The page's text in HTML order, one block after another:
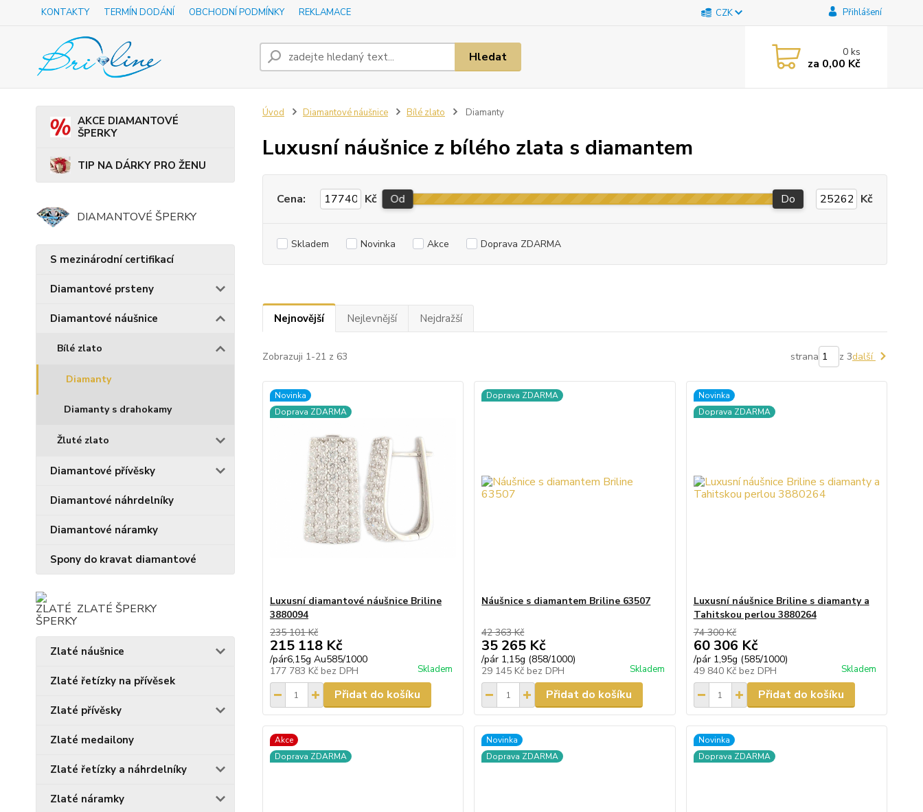
KONTAKTY TERMÍN DODÁNÍ OBCHODNÍ PODMÍNKY REKLAMACE CZK Přihlášení
Hledat 0ks
za 0,00 Kč
AKCE DIAMANTOVÉ
ŠPERKY
TIP NA DÁRKY PRO ŽENU
DIAMANTOVÉ ŠPERKY
S mezinárodní certifikací
Diamantové prsteny
Diamantové náušnice
Bílé zlato
Diamanty
Diamanty s drahokamy
Žluté zlato
Diamantové přívěsky
Diamantové náhrdelníky
Diamantové náramky
Spony do kravat diamantové
ZLATÉ ŠPERKY
Zlaté náušnice
Zlaté řetízky na přívěsek
Zlaté přívěsky
Zlaté medailony
Zlaté řetízky a náhrdelníky
Zlaté náramky
Úvod Diamantové náušnice Bílé zlato Diamanty
Luxusní náušnice z bílého zlata s diamantem
Cena: Kč Od Do Kč
Skladem Novinka Akce Doprava ZDARMA
Nejnovější Nejlevnější Nejdražší
Zobrazuji 1-21 z 63 strana z 3další
Novinka
Doprava ZDARMA
Luxusní diamantové náušnice Briline
3880094
235 101 Kč
215 118 Kč
/pár6,15g Au585/1000
177 783 Kč bez DPH Skladem
Přidat do košíku
Doprava ZDARMA
Náušnice s diamantem Briline 63507
42 363 Kč
35 265 Kč
/pár 1,15g (858/1000)
29 145 Kč bez DPH Skladem
Přidat do košíku
Novinka
Doprava ZDARMA
Luxusní náušnice Briline s diamanty a
Tahitskou perlou 3880264
74 300 Kč
60 306 Kč
/pár 1,95g (585/1000)
49 840 Kč bez DPH Skladem
Přidat do košíku
Akce
Doprava ZDARMA
Novinka
Doprava ZDARMA
Novinka
Doprava ZDARMA